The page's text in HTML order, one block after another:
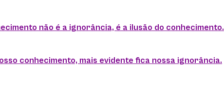
não é a ignorância, é a ilusão do conhecimento.
conhecimento, mais evidente fica nossa ignorância.